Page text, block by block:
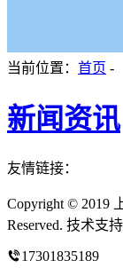
当前位置： 首页 -
新闻资讯
友情链接：
Copyright © 2019
Reserved. 技术支持
17301835189